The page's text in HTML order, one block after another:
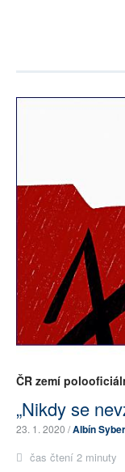
ČR zemí
„Nikdy se
23. 1. 2020 /Albín
čas čtení 2 minuty